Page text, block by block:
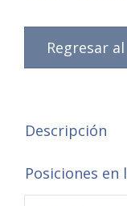
Regresar
Descripción
Posiciones